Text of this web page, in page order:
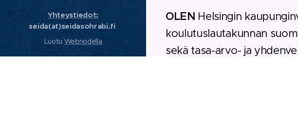
OLEN Helsingin
koulutuslautakunnan
sekä tasa-arvo- ja
Yhteystiedot:
seida(at)seidasohrabi.fi
Luotu Webnodella